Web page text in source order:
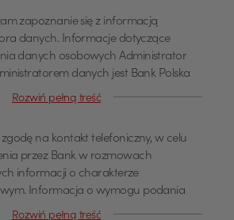
zapoznanie się z informacją
danych. Informacje dotyczące
danych osobowych Administrator
danych jest Bank Polska
Spółka Akcyjna z siedzibą w Warszawie,
poprzez adres email
telefonicznie pod numerem 519
Bank Pekao SA - Centrala, ul.
066 Warszawa. U administratora
wyznaczony jest Inspektor
Rozwiń pełną treść
na kontakt telefoniczny, w celu
przez Bank w rozmowach
informacji o charakterze
Informacja o wymogu podania
danych osobowych dla celów
Rozwiń pełną treść